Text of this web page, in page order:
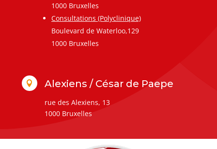
1000 Bruxelles
Consultations (Polyclinique)
Boulevard de Waterloo,129
1000 Bruxelles
 Alexiens / César de Paepe
rue des Alexiens, 13
1000 Bruxelles